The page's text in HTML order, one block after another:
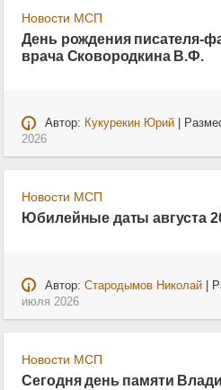
Новости МСП
День рождения писателя-
врача Сковородкина В.Ф.
Автор: Кукурекин Юрий|
2026
Новости МСП
Юбилейные даты августа
Автор: Стародымов Николай|
июля 2026
Новости МСП
Сегодня день памяти